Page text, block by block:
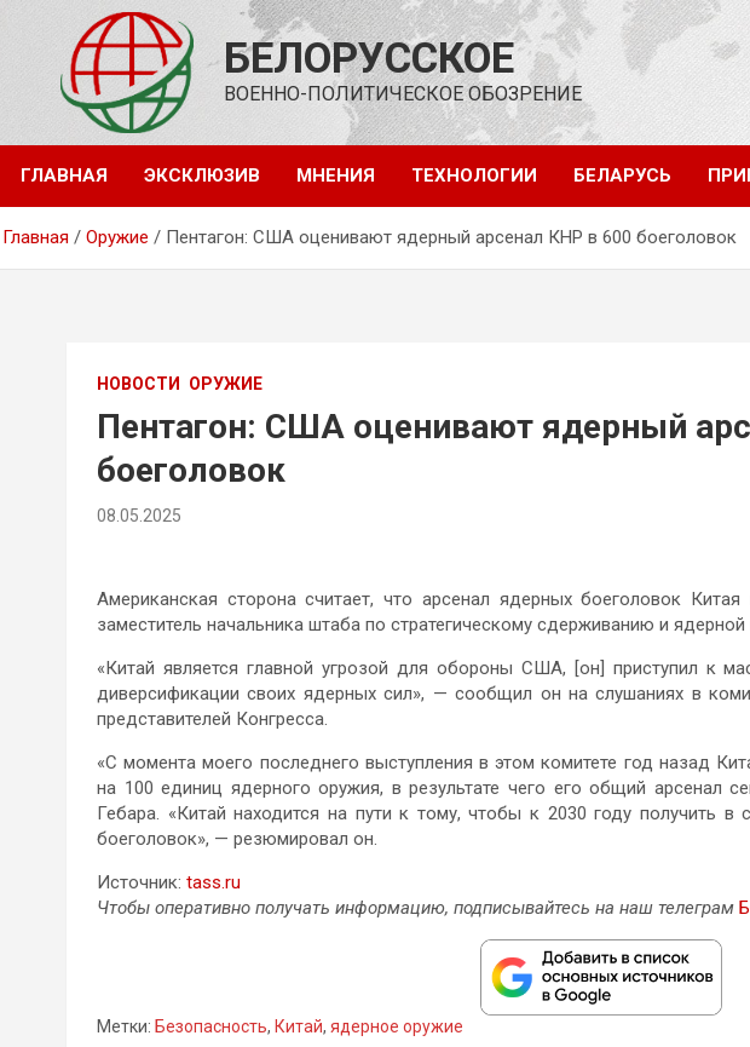
содержимому
БЕЛОРУССКОЕ
ВОЕННО-ПОЛИТИЧЕСКОЕ ОБОЗРЕНИЕ
ГЛАВНАЯ ЭКСКЛЮЗИВ МНЕНИЯ ТЕХНОЛОГИИ БЕЛАРУСЬ
Главная Оружие Пентагон: США оценивают ядерный арсенал КНР в 600 боеголовок
НОВОСТИ ОРУЖИЕ
Пентагон: США оценивают ядерный
боеголовок
08.05.2025
Американская сторона считает, что арсенал ядерных боеголовок
заместитель начальника штаба по стратегическому сдерживанию и
«Китай является главной угрозой для обороны США, [он] приступил к
диверсификации своих ядерных сил», — сообщил он на слушаниях в
представителей Конгресса.
«С момента моего последнего выступления в этом комитете год назад
на 100 единиц ядерного оружия, в результате чего его общий арсенал
Гебара. «Китай находится на пути к тому, чтобы к 2030 году получить
боеголовок», — резюмировал он.
Источник: tass.ru
Чтобы оперативно получать информацию, подписывайтесь на наш телеграм
Метки: Безопасность, Китай, ядерное оружие